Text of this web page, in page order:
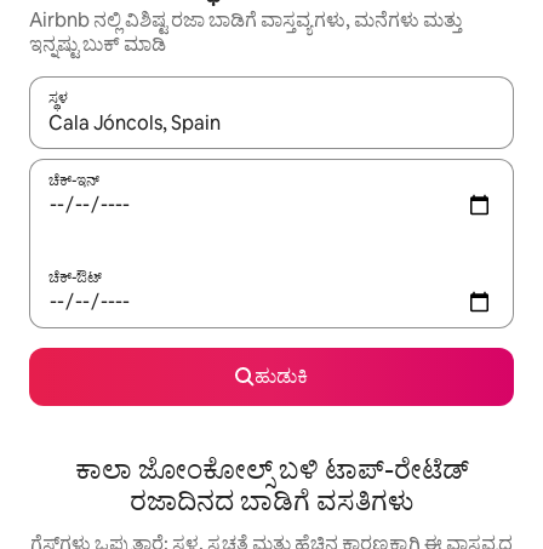
Airbnb ನಲ್ಲಿ ವಿಶಿಷ್ಟ ರಜಾ ಬಾಡಿಗೆ ವಾಸ್ತವ್ಯಗಳು, ಮನೆಗಳು ಮತ್ತು
ಇನ್ನಷ್ಟು ಬುಕ್ ಮಾಡಿ
ಸ್ಥಳ
ಫಲಿತಾಂಶಗಳು ಲಭ್ಯವಿರುವಾಗ, ಅಪ್ ಮತ್ತು ಡೌನ್ ಬಾಣದ ಕೀಲಿಗಳೊಂದಿಗೆ
ಚೆಕ್-ಇನ್
ಚೆಕ್-ಔಟ್
ಹುಡುಕಿ
ಕಾಲಾ ಜೋಂಕೋಲ್ಸ್ ಬಳಿ ಟಾಪ್-ರೇಟೆಡ್
ರಜಾದಿನದ ಬಾಡಿಗೆ ವಸತಿಗಳು
ಗೆಸ್ಟ್‌ಗಳು ಒಪ್ಪುತ್ತಾರೆ: ಸ್ಥಳ, ಸ್ವಚ್ಛತೆ ಮತ್ತು ಹೆಚ್ಚಿನ ಕಾರಣಕ್ಕಾಗಿ ಈ ವಾಸ್ತವ್ಯದ